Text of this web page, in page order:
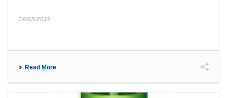
04/03/2022
Read More